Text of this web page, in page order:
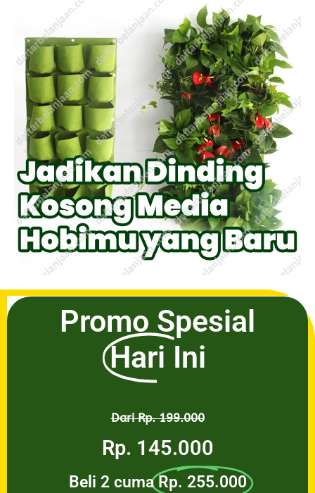
Promo Spesial
Hari Ini
Dari Rp. 199.000
Rp. 145.000
Beli 2 cuma Rp. 255.000